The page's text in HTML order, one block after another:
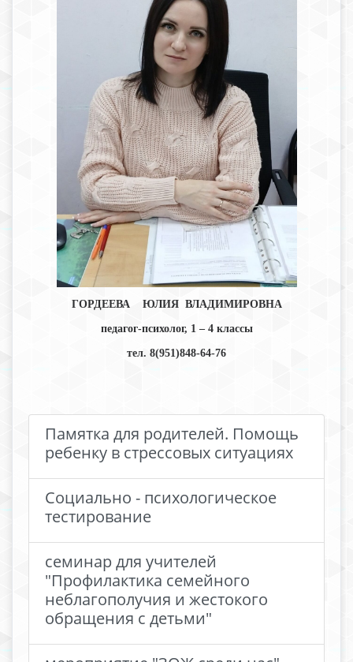
ГОРДЕЕВА ЮЛИЯ ВЛАДИМИРОВНА
педагог-психолог, 1 – 4 классы
тел. 8(951)848-64-76
Памятка для родителей. Помощь
ребенку в стрессовых ситуациях
Социально - психологическое
тестирование
семинар для учителей
"Профилактика семейного
неблагополучия и жестокого
обращения с детьми"